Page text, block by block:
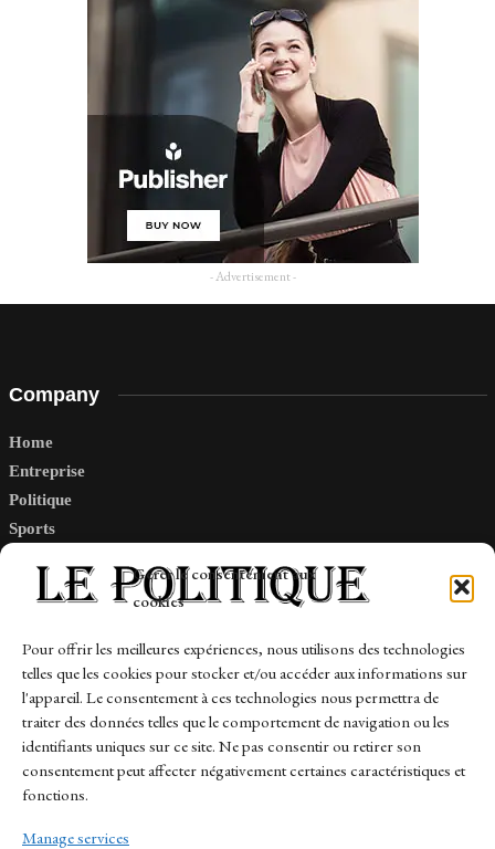
Gérer le consentement aux
cookies
Pour offrir les meilleures expériences, nous utilisons des technologies
telles que les cookies pour stocker et/ou accéder aux informations sur
l'appareil. Le consentement à ces technologies nous permettra de
traiter des données telles que le comportement de navigation ou les
identifiants uniques sur ce site. Ne pas consentir ou retirer son
consentement peut affecter négativement certaines caractéristiques et
fonctions.
Manage services
- Advertisement -
Company
Home
Entreprise
Politique
Sports
Links
Contact
Sitemap